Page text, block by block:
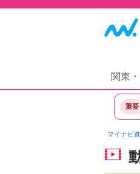
関東
重要
マイナビ